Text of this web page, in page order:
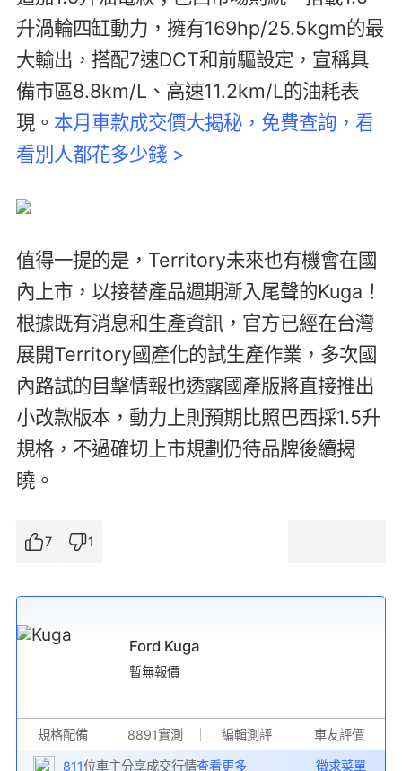
升渦輪四缸動力，擁有169hp/25.5kgm的最
大輸出，搭配7速DCT和前驅設定，宣稱具
備市區8.8km/L、高速11.2km/L的油耗表
現。 本月車款成交價大揭秘，免費查詢，看
看別人都花多少錢 >
值得一提的是，Territory未來也有機會在國
內上市，以接替產品週期漸入尾聲的Kuga！
根據既有消息和生產資訊，官方已經在台灣
展開Territory國產化的試生產作業，多次國
內路試的目擊情報也透露國產版將直接推出
小改款版本，動力上則預期比照巴西採1.5升
規格，不過確切上市規劃仍待品牌後續揭
曉。
7 1
Ford Kuga
暫無報價
規格配備 8891實測 編輯測評 車友評價
811位車主分享成交行情查看更多 徵求菜單